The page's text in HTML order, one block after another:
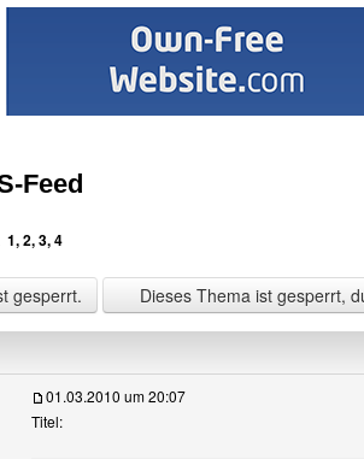
Feed
1,2,3,4
gesperrt. Dieses Thema ist gesperrt,
01.03.2010 um 20:07
Titel: